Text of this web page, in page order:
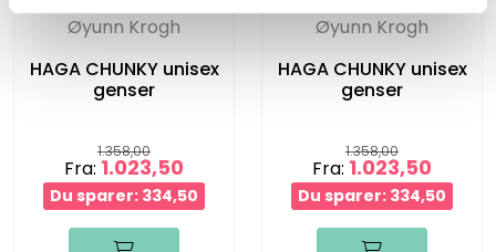
Øyunn Krogh
HAGA CHUNKY unisex
genser
1.358,00
Fra: 1.023,50
Du sparer: 334,50
Øyunn Krogh
HAGA CHUNKY unisex
genser
1.358,00
Fra: 1.023,50
Du sparer: 334,50